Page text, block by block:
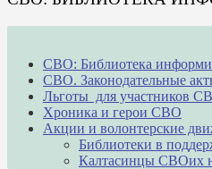
СВО: Библиотека
СВО. Законодательные
Льготы для участников
Хроника и герои СВО
Акции и волонтерские
Библиотеки в
Калтасинцы СВОих